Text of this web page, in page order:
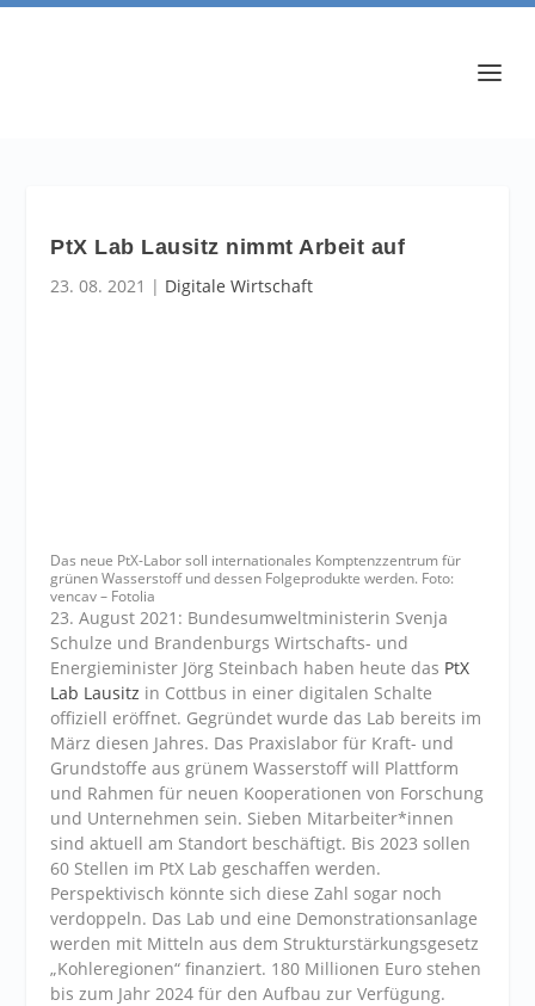
PtX Lab Lausitz nimmt Arbeit auf
23. 08. 2021 | Digitale Wirtschaft
Das neue PtX-Labor soll internationales Komptenzzentrum für
grünen Wasserstoff und dessen Folgeprodukte werden. Foto:
vencav – Fotolia
23. August 2021: Bundesumweltministerin Svenja
Schulze und Brandenburgs Wirtschafts- und
Energieminister Jörg Steinbach haben heute das PtX
Lab Lausitz in Cottbus in einer digitalen Schalte
offiziell eröffnet. Gegründet wurde das Lab bereits im
März diesen Jahres. Das Praxislabor für Kraft- und
Grundstoffe aus grünem Wasserstoff will Plattform
und Rahmen für neuen Kooperationen von Forschung
und Unternehmen sein. Sieben Mitarbeiter*innen
sind aktuell am Standort beschäftigt. Bis 2023 sollen
60 Stellen im PtX Lab geschaffen werden.
Perspektivisch könnte sich diese Zahl sogar noch
verdoppeln. Das Lab und eine Demonstrationsanlage
werden mit Mitteln aus dem Strukturstärkungsgesetz
„Kohleregionen“ finanziert. 180 Millionen Euro stehen
bis zum Jahr 2024 für den Aufbau zur Verfügung.